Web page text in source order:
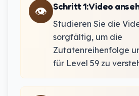
👁️ Schritt 1:Video
Studieren Sie die
sorgfältig, um die
Zutatenreihenfolge
für Level 59 zu